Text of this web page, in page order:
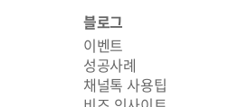
블로그
이벤트
성공사례
채널톡 사용팁